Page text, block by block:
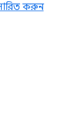
করুন